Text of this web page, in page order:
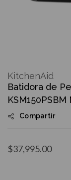
the
beginning
of
the
images
Batidora de
Compartir
$37,995.00
KitchenAid